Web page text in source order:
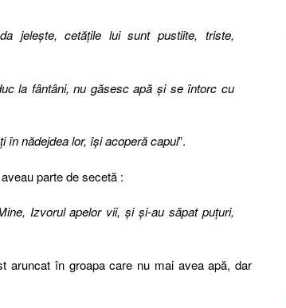
jeleşte, cetăţile lui sunt pustiite, triste,
la fântâni, nu găsesc apă şi se întorc cu
în nădejdea lor, îşi acoperă capul”.
parte de secetă :
Izvorul apelor vii, şi şi-au săpat puţuri,
aruncat în groapa care nu mai avea apă, dar